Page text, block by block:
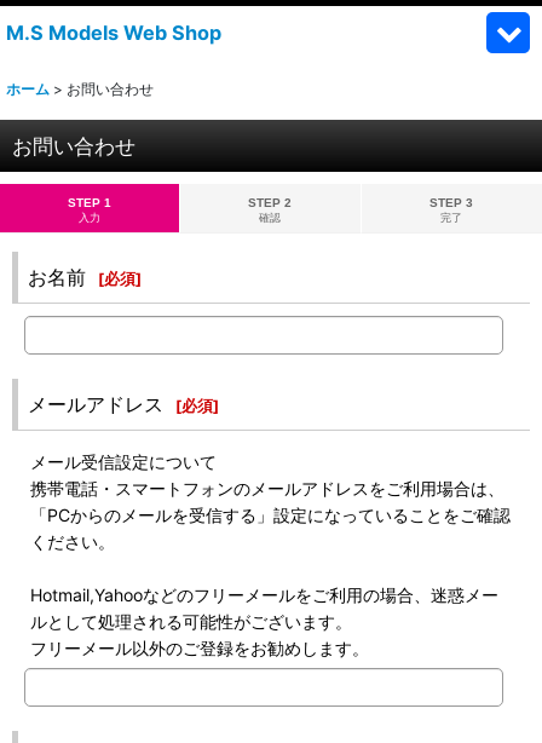
M.S Models Web Shop
ホーム > お問い合わせ
お問い合わせ
STEP 1
入力
STEP 2
確認
STEP 3
完了
お名前 [必須]
メールアドレス [必須]
メール受信設定について
携帯電話・スマートフォンのメールアドレスをご利用場合は、
「PCからのメールを受信する」設定になっていることをご確認
ください。
Hotmail,Yahooなどのフリーメールをご利用の場合、迷惑メー
ルとして処理される可能性がございます。
フリーメール以外のご登録をお勧めします。